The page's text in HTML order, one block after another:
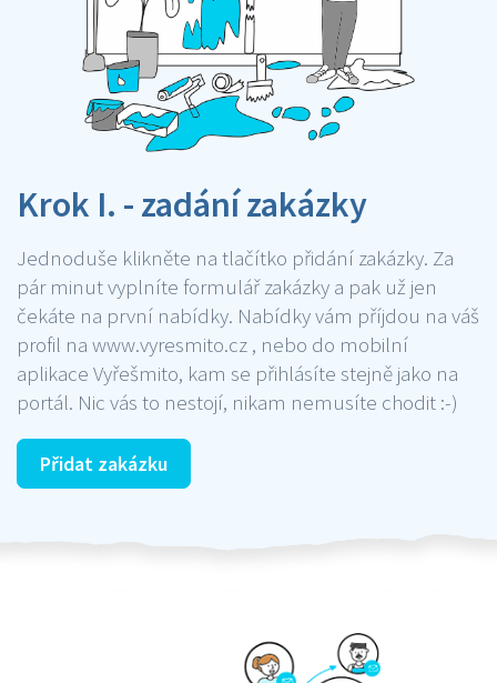
Krok I. - zadání zakázky
Jednoduše klikněte na tlačítko přidání zakázky. Za
pár minut vyplníte formulář zakázky a pak už jen
čekáte na první nabídky. Nabídky vám příjdou na váš
profil na www.vyresmito.cz , nebo do mobilní
aplikace Vyřešmito, kam se přihlásíte stejně jako na
portál. Nic vás to nestojí, nikam nemusíte chodit :-)
Přidat zakázku